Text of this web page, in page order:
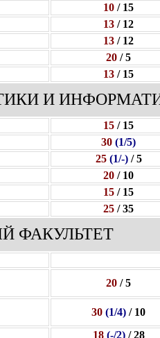
10 / 15
13 / 12
13 / 12
20 / 5
13 / 15
И
15 / 15
30 (1/5)
25 (1/-) / 5
20 / 10
15 / 15
25 / 35
ФАКУЛЬТЕТ
20 / 5
30 (1/4) / 10
18 (-/2) / 28